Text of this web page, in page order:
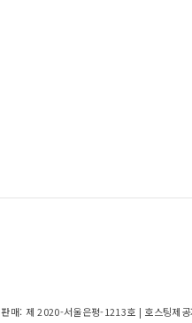
매: 제 2020-서울은평-1213호 | 호스팅제